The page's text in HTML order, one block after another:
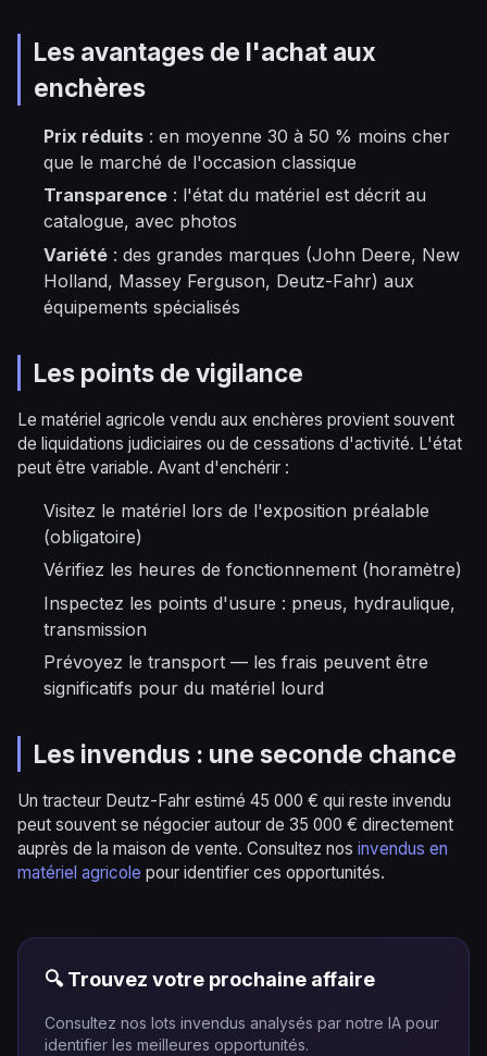
Les avantages de l'achat aux
enchères
Prix réduits : en moyenne 30 à 50 % moins cher
que le marché de l'occasion classique
Transparence : l'état du matériel est décrit au
catalogue, avec photos
Variété : des grandes marques (John Deere, New
Holland, Massey Ferguson, Deutz-Fahr) aux
équipements spécialisés
Les points de vigilance
Le matériel agricole vendu aux enchères provient souvent
de liquidations judiciaires ou de cessations d'activité. L'état
peut être variable. Avant d'enchérir :
Visitez le matériel lors de l'exposition préalable
(obligatoire)
Vérifiez les heures de fonctionnement (horamètre)
Inspectez les points d'usure : pneus, hydraulique,
transmission
Prévoyez le transport — les frais peuvent être
significatifs pour du matériel lourd
Les invendus : une seconde chance
Un tracteur Deutz-Fahr estimé 45 000 € qui reste invendu
peut souvent se négocier autour de 35 000 € directement
auprès de la maison de vente. Consultez nos invendus en
matériel agricole pour identifier ces opportunités.
🔍 Trouvez votre prochaine affaire
Consultez nos lots invendus analysés par notre IA pour
identifier les meilleures opportunités.